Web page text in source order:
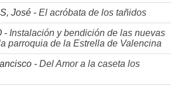
José - El acróbata de los tañidos
- Instalación y bendición de las nuevas
parroquia de la Estrella de Valencina
- Del Amor a la caseta los